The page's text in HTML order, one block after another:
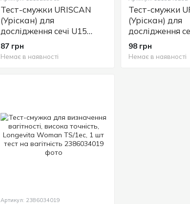
Тест-смужки URISCAN
(Уріскан) для
дослідження сечі U15
Ketone 1 (кетони), 50 шт.
87 грн
Немає в наявності
Тест-смужки
(Уріскан) для
дослідження
Glukose 1
шт.
98 грн
Немає в наявності
Артикул: 2386034019